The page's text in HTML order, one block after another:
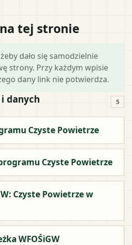
tej stronie
dało się samodzielnie
strony. Przy każdym wpisie
dany link nie potwierdza.
danych 5
Czyste Powietrze
Czyste Powietrze
Czyste Powietrze w
WFOŚiGW